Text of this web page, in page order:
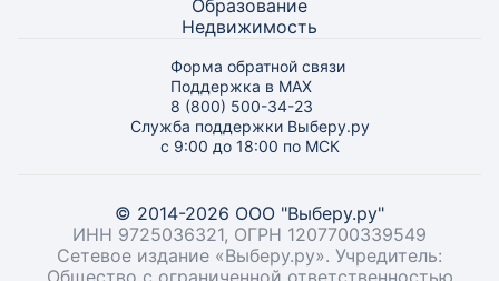
Образование
Недвижимость
Форма обратной связи
Поддержка в MAX
8 (800) 500-34-23
Служба поддержки Выберу.ру
с 9:00 до 18:00 по МСК
© 2014-2026 ООО "Выберу.ру"
ИНН 9725036321, ОГРН 1207700339549
Сетевое издание «Выберу.ру». Учредитель:
Общество с ограниченной ответственностью